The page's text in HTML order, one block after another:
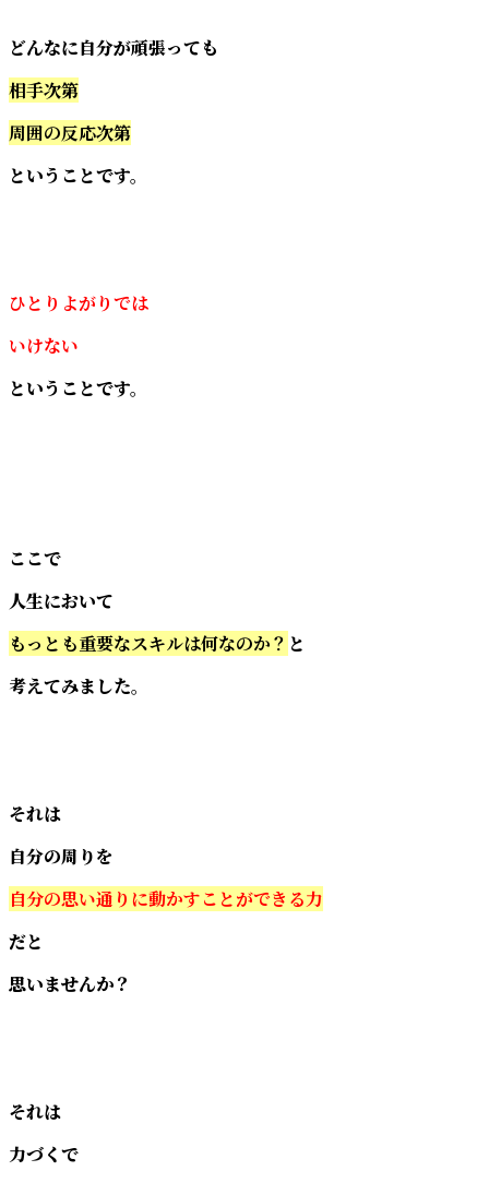
どんなに自分が頑張っても
相手次第
周囲の反応次第
ということです。
ひとりよがりでは
いけない
ということです。
ここで
人生において
もっとも重要なスキルは何なのか？ と
考えてみました。
それは
自分の周りを
自分の思い通りに動かすことができる力
だと
思いませんか？
それは
力づくで